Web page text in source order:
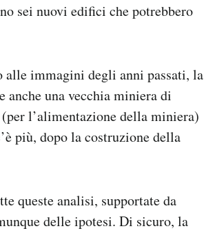
sei nuovi edifici che potrebbero
alle immagini degli anni passati, la
una vecchia miniera di
l’alimentazione della miniera)
più, dopo la costruzione della
queste analisi, supportate da
delle ipotesi. Di sicuro, la